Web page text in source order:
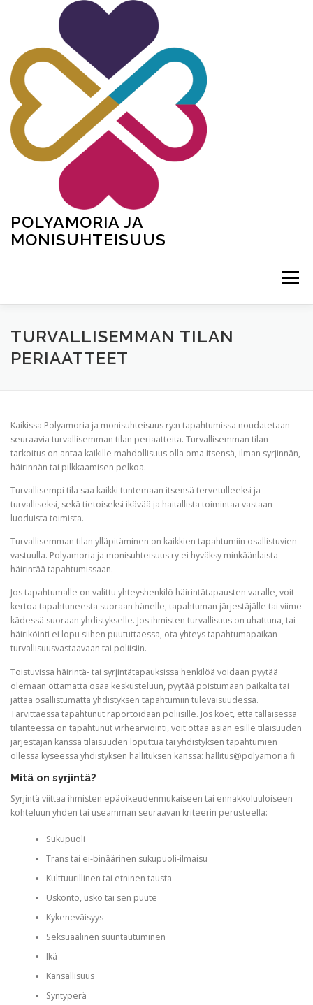
POLYAMORIA JA
MONISUHTEISUUS
Valikko
TERVETULOA TIETOA APUA VERTAISTOIMINTA
TURVALLISEMMAN TILAN
PERIAATTEET
Kaikissa Polyamoria ja monisuhteisuus ry:n tapahtumissa noudatetaan
seuraavia turvallisemman tilan periaatteita. Turvallisemman tilan
tarkoitus on antaa kaikille mahdollisuus olla oma itsensä, ilman syrjinnän,
häirinnän tai pilkkaamisen pelkoa.
Turvallisempi tila saa kaikki tuntemaan itsensä tervetulleeksi ja
turvalliseksi, sekä tietoiseksi ikävää ja haitallista toimintaa vastaan
luoduista toimista.
Turvallisemman tilan ylläpitäminen on kaikkien tapahtumiin osallistuvien
vastuulla. Polyamoria ja monisuhteisuus ry ei hyväksy minkäänlaista
häirintää tapahtumissaan.
Jos tapahtumalle on valittu yhteyshenkilö häirintätapausten varalle, voit
kertoa tapahtuneesta suoraan hänelle, tapahtuman järjestäjälle tai viime
kädessä suoraan yhdistykselle. Jos ihmisten turvallisuus on uhattuna, tai
häiriköinti ei lopu siihen puututtaessa, ota yhteys tapahtumapaikan
turvallisuusvastaavaan tai poliisiin.
Toistuvissa häirintä- tai syrjintätapauksissa henkilöä voidaan pyytää
olemaan ottamatta osaa keskusteluun, pyytää poistumaan paikalta tai
jättää osallistumatta yhdistyksen tapahtumiin tulevaisuudessa.
Tarvittaessa tapahtunut raportoidaan poliisille. Jos koet, että tällaisessa
tilanteessa on tapahtunut virhearviointi, voit ottaa asian esille tilaisuuden
järjestäjän kanssa tilaisuuden loputtua tai yhdistyksen tapahtumien
ollessa kyseessä yhdistyksen hallituksen kanssa: hallitus@polyamoria.fi
Mitä on syrjintä?
Syrjintä viittaa ihmisten epäoikeudenmukaiseen tai ennakkoluuloiseen
kohteluun yhden tai useamman seuraavan kriteerin perusteella:
Sukupuoli
Trans tai ei-binäärinen sukupuoli-ilmaisu
Kulttuurillinen tai etninen tausta
Uskonto, usko tai sen puute
Kykeneväisyys
Seksuaalinen suuntautuminen
Ikä
Kansallisuus
Syntyperä